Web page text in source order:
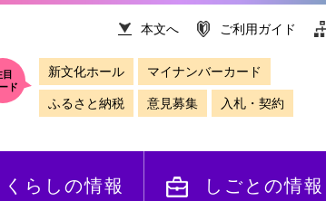
本文へ ご利用ガイド
目
ド
新文化ホール マイナンバーカード
ふるさと納税 意見募集 入札・契約
くらしの情報 しごとの情報